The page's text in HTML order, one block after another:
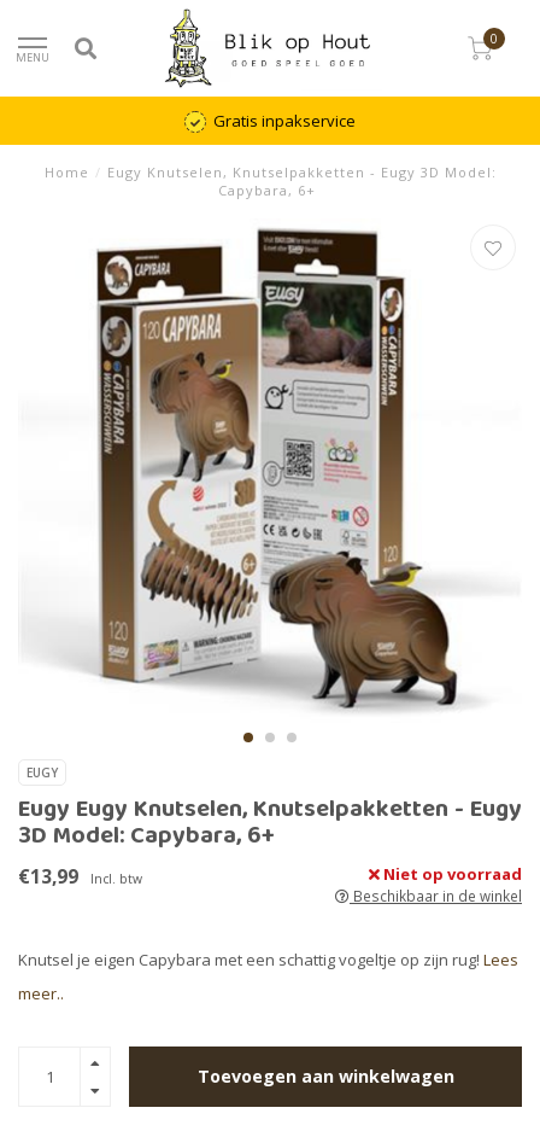
MENU
0
Gratis inpakservice
Home / Eugy Knutselen, Knutselpakketten - Eugy 3D Model:
Capybara, 6+
EUGY
Eugy Eugy Knutselen, Knutselpakketten - Eugy
3D Model: Capybara, 6+
€13,99 Incl. btw Niet op voorraad
Beschikbaar in de winkel
Knutsel je eigen Capybara met een schattig vogeltje op zijn rug! Lees
meer..
Toevoegen aan winkelwagen